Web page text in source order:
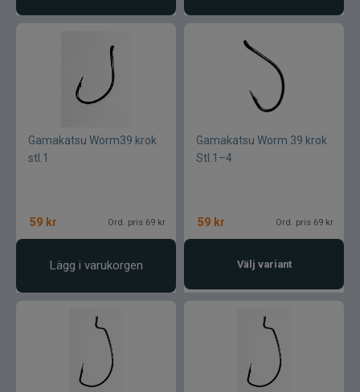
Blue fox skeddrag
Böjda spön
Blue fox Vibrax
BFT
Gamakatsu Worm39 krok
stl.1
59 kr Ord. pris 69 kr
Lägg i varukorgen
Gamakatsu Worm 39 krok
Stl.1–4
59 kr Ord. pris 69 kr
Välj variant